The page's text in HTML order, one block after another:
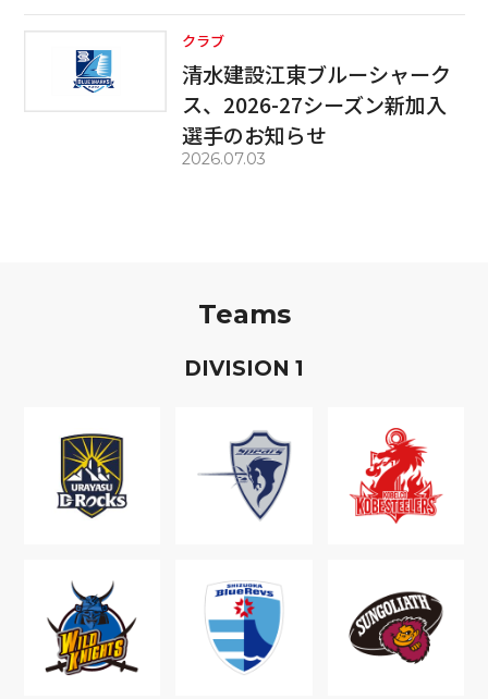
クラブ
清水建設江東ブルーシャーク
ス、2026-27シーズン新加入
選手のお知らせ
2026.07.03
Teams
DIVISION 1